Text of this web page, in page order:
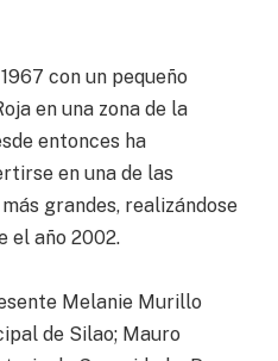
con un pequeño
en una zona de la
entonces ha
en una de las
grandes, realizándose
el año 2002.
Melanie Murillo
de Silao; Mauro